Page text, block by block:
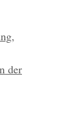
,
der